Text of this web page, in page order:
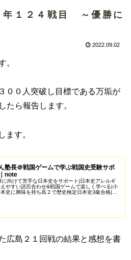
１２４戦目 ～優勝に
2022.09.02
。
００人突破し目標である万垢が
たら報告します。
ます。
塾長＠戦国ゲームで学ぶ戦国史受験サポ
note
に向けて苦手な日本史をサポート|日本史アレルギ
やすい語呂合わせ&戦国ゲームで楽しく学べる|小
史に興味を持ち高２で歴史検定日本史3級合格|苦
広島２１回戦の結果と感想を書